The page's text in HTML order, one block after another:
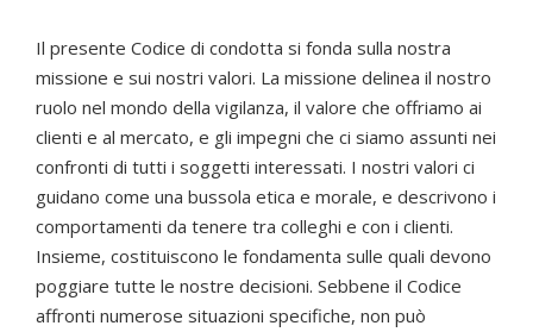
Il presente Codice di condotta si fonda sulla nostra
missione e sui nostri valori. La missione delinea il nostro
ruolo nel mondo della vigilanza, il valore che offriamo ai
clienti e al mercato, e gli impegni che ci siamo assunti nei
confronti di tutti i soggetti interessati. I nostri valori ci
guidano come una bussola etica e morale, e descrivono i
comportamenti da tenere tra colleghi e con i clienti.
Insieme, costituiscono le fondamenta sulle quali devono
poggiare tutte le nostre decisioni. Sebbene il Codice
affronti numerose situazioni specifiche, non può